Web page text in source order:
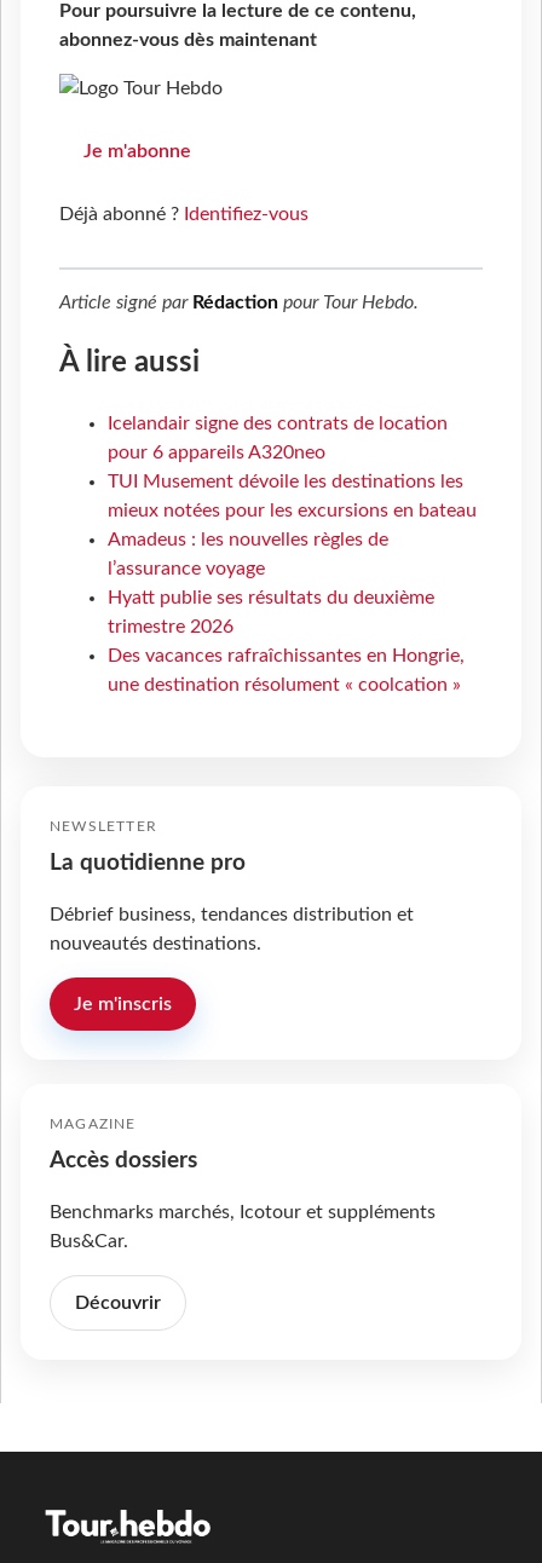
Pour poursuivre la lecture de ce contenu,
abonnez-vous dès maintenant
Je m'abonne
Déjà abonné ? Identifiez-vous
Article signé par Rédaction pour Tour Hebdo.
À lire aussi
Icelandair signe des contrats de location
pour 6 appareils A320neo
TUI Musement dévoile les destinations les
mieux notées pour les excursions en bateau
Amadeus : les nouvelles règles de
l’assurance voyage
Hyatt publie ses résultats du deuxième
trimestre 2026
Des vacances rafraîchissantes en Hongrie,
une destination résolument « coolcation »
NEWSLETTER
La quotidienne pro
Débrief business, tendances distribution et
nouveautés destinations.
Je m'inscris
MAGAZINE
Accès dossiers
Benchmarks marchés, Icotour et suppléments
Bus&Car.
Découvrir